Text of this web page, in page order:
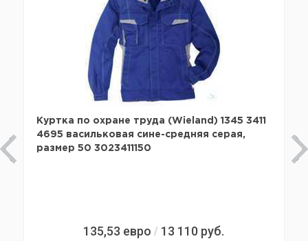
Куртка по охране труда (Wieland) 1345 3411
4695 васильковая сине-средняя серая,
размер 50 3023411150
135,53 евро / 13 110 руб.